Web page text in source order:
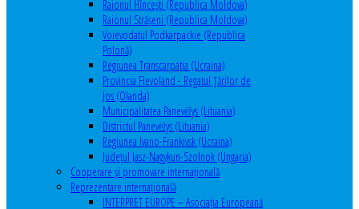
Raionul Hîncești (Republica Moldova)
Raionul Străşeni (Republica Moldova)
Voievodatul Podkarpackie (Republica
Polonă)
Regiunea Transcarpatia (Ucraina)
Provincia Flevoland - Regatul Ţărilor de
Jos (Olanda)
Municipalitatea Panevėžys (Lituania)
Districtul Panevėžys (Lituania)
Regiunea Ivano-Frankivsk (Ucraina)
Judeţul Jasz-Nagykun-Szolnok (Ungaria)
Cooperare şi promovare internaţională
Reprezentare internaţională
INTERPRET EUROPE – Asociația Europeană